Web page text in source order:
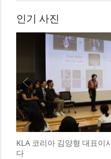
인기 사진
KLA 코리아 김양형 대표이
다